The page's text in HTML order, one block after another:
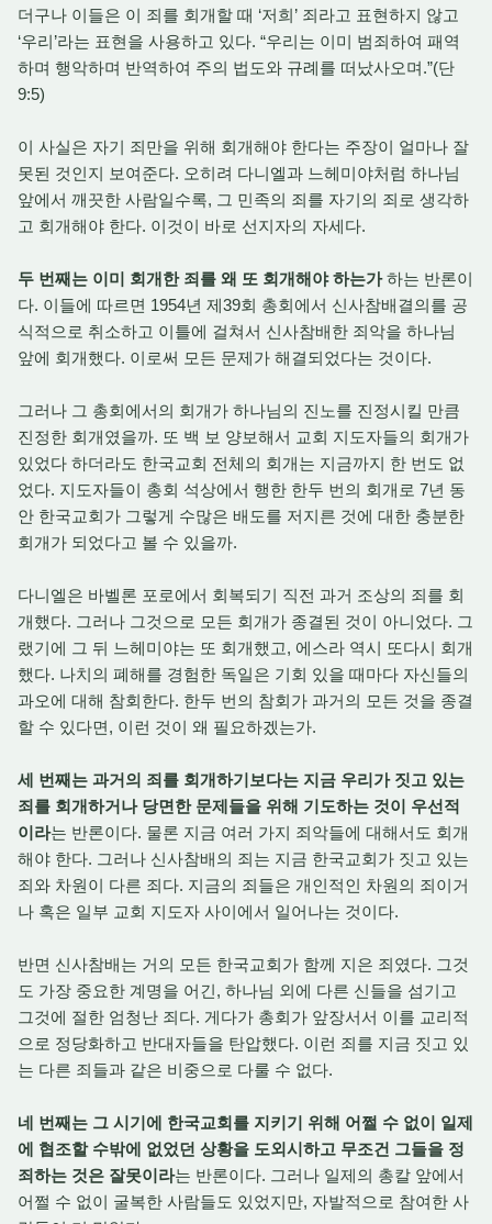
더구나 이들은 이 죄를 회개할 때 ‘저희’ 죄라고 표현하지 않고
‘우리’라는 표현을 사용하고 있다. “우리는 이미 범죄하여 패역
하며 행악하며 반역하여 주의 법도와 규례를 떠났사오며.”(단
9:5)
이 사실은 자기 죄만을 위해 회개해야 한다는 주장이 얼마나 잘
못된 것인지 보여준다. 오히려 다니엘과 느헤미야처럼 하나님
앞에서 깨끗한 사람일수록, 그 민족의 죄를 자기의 죄로 생각하
고 회개해야 한다. 이것이 바로 선지자의 자세다.
두 번째는 이미 회개한 죄를 왜 또 회개해야 하는가하는 반론이
다. 이들에 따르면 1954년 제39회 총회에서 신사참배결의를 공
식적으로 취소하고 이틀에 걸쳐서 신사참배한 죄악을 하나님
앞에 회개했다. 이로써 모든 문제가 해결되었다는 것이다.
그러나 그 총회에서의 회개가 하나님의 진노를 진정시킬 만큼
진정한 회개였을까. 또 백 보 양보해서 교회 지도자들의 회개가
있었다 하더라도 한국교회 전체의 회개는 지금까지 한 번도 없
었다. 지도자들이 총회 석상에서 행한 한두 번의 회개로 7년 동
안 한국교회가 그렇게 수많은 배도를 저지른 것에 대한 충분한
회개가 되었다고 볼 수 있을까.
다니엘은 바벨론 포로에서 회복되기 직전 과거 조상의 죄를 회
개했다. 그러나 그것으로 모든 회개가 종결된 것이 아니었다. 그
랬기에 그 뒤 느헤미야는 또 회개했고, 에스라 역시 또다시 회개
했다. 나치의 폐해를 경험한 독일은 기회 있을 때마다 자신들의
과오에 대해 참회한다. 한두 번의 참회가 과거의 모든 것을 종결
할 수 있다면, 이런 것이 왜 필요하겠는가.
세 번째는 과거의 죄를 회개하기보다는 지금 우리가 짓고 있는
죄를 회개하거나 당면한 문제들을 위해 기도하는 것이 우선적
이라는 반론이다. 물론 지금 여러 가지 죄악들에 대해서도 회개
해야 한다. 그러나 신사참배의 죄는 지금 한국교회가 짓고 있는
죄와 차원이 다른 죄다. 지금의 죄들은 개인적인 차원의 죄이거
나 혹은 일부 교회 지도자 사이에서 일어나는 것이다.
반면 신사참배는 거의 모든 한국교회가 함께 지은 죄였다. 그것
도 가장 중요한 계명을 어긴, 하나님 외에 다른 신들을 섬기고
그것에 절한 엄청난 죄다. 게다가 총회가 앞장서서 이를 교리적
으로 정당화하고 반대자들을 탄압했다. 이런 죄를 지금 짓고 있
는 다른 죄들과 같은 비중으로 다룰 수 없다.
네 번째는 그 시기에 한국교회를 지키기 위해 어쩔 수 없이 일제
에 협조할 수밖에 없었던 상황을 도외시하고 무조건 그들을 정
죄하는 것은 잘못이라는 반론이다. 그러나 일제의 총칼 앞에서
어쩔 수 없이 굴복한 사람들도 있었지만, 자발적으로 참여한 사